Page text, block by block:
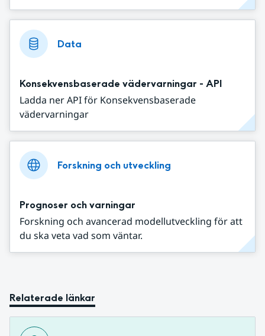
Data
Konsekvensbaserade vädervarningar - API
Ladda ner API för Konsekvensbaserade
vädervarningar
Forskning och utveckling
Prognoser och varningar
Forskning och avancerad modellutveckling för att
du ska veta vad som väntar.
Relaterade länkar